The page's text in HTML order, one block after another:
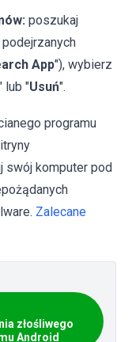
poszukaj
App"), wybierz
lub "Usuń".
programu
swój komputer pod
Zalecane
złośliwego
Android